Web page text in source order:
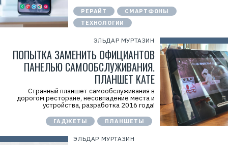
РЕРАЙТ
СМАРТФОНЫ
ТЕХНОЛОГИИ
ЭЛЬДАР МУРТАЗИН
ПОПЫТКА ЗАМЕНИТЬ ОФИЦИАНТОВ
ПАНЕЛЬЮ САМООБСЛУЖИВАНИЯ.
ПЛАНШЕТ KATE
Странный планшет самообслуживания в
дорогом ресторане, несовпадение места и
устройства, разработка 2016 года!
ГАДЖЕТЫ ПЛАНШЕТЫ
ЭЛЬДАР МУРТАЗИН